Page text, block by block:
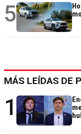
5
MÁS LEÍDAS DE
1